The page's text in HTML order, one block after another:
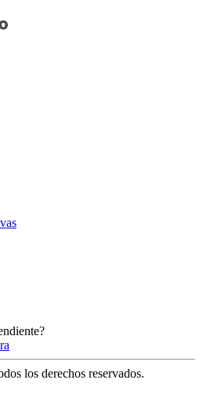
los derechos reservados.